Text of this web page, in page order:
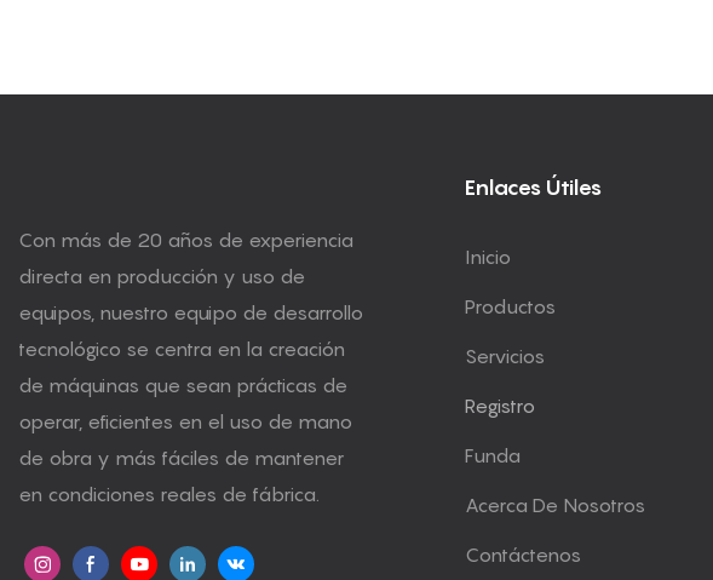
Con más de 20 años de experiencia
directa en producción y uso de
equipos, nuestro equipo de desarrollo
tecnológico se centra en la creación
de máquinas que sean prácticas de
operar, eficientes en el uso de mano
de obra y más fáciles de mantener
en condiciones reales de fábrica.
Enlaces Útiles
Inicio
Productos
Servicios
Registro
Funda
Acerca De Nosotros
Contáctenos